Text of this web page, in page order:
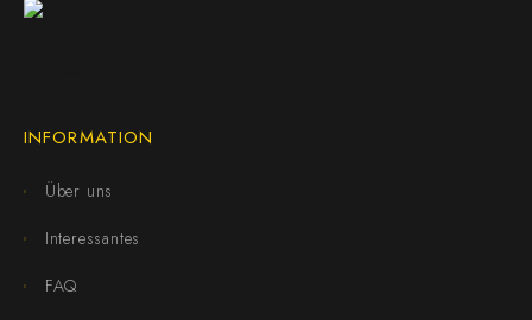
INFORMATION
Über uns
Interessantes
FAQ